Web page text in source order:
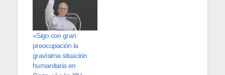
«Sigo con gran
preocupación la
gravísima situación
humanitaria en